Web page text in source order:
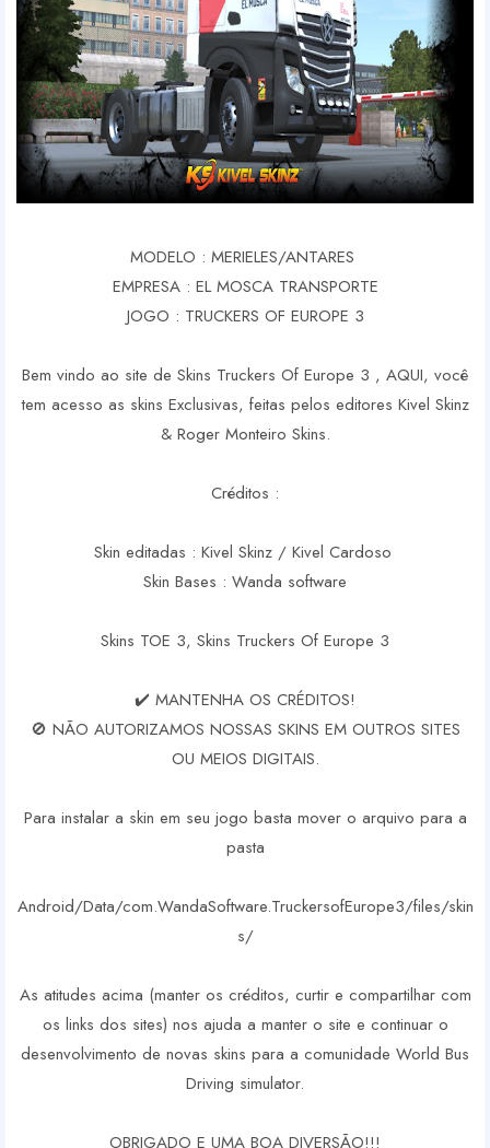
MODELO : MERIELES/ANTARES
EMPRESA : EL MOSCA TRANSPORTE
JOGO : TRUCKERS OF EUROPE 3
Bem vindo ao site de Skins Truckers Of Europe 3 , AQUI, você
tem acesso as skins Exclusivas, feitas pelos editores Kivel Skinz
& Roger Monteiro Skins.
Créditos :
Skin editadas : Kivel Skinz / Kivel Cardoso
Skin Bases : Wanda software
Skins TOE 3, Skins Truckers Of Europe 3
✔️ MANTENHA OS CRÉDITOS!
🚫 NÃO AUTORIZAMOS NOSSAS SKINS EM OUTROS SITES
OU MEIOS DIGITAIS.
Para instalar a skin em seu jogo basta mover o arquivo para a
pasta
Android/Data/com.WandaSoftware.TruckersofEurope3/files/skin
s/
As atitudes acima (manter os créditos, curtir e compartilhar com
os links dos sites) nos ajuda a manter o site e continuar o
desenvolvimento de novas skins para a comunidade World Bus
Driving simulator.
OBRIGADO E UMA BOA DIVERSÃO!!!